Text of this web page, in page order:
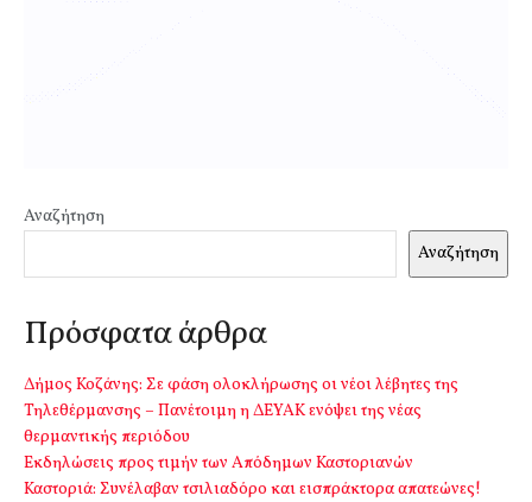
Αναζήτηση
Αναζήτηση
Πρόσφατα άρθρα
Δήμος Κοζάνης: Σε φάση ολοκλήρωσης οι νέοι λέβητες της
Τηλεθέρμανσης – Πανέτοιμη η ΔΕΥΑΚ ενόψει της νέας
θερμαντικής περιόδου
Εκδηλώσεις προς τιμήν των Απόδημων Καστοριανών
Καστοριά: Συνέλαβαν τσιλιαδόρο και εισπράκτορα απατεώνες!